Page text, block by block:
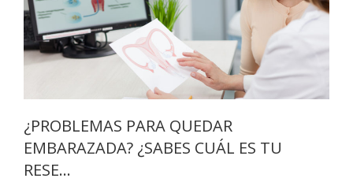
¿PROBLEMAS PARA QUEDAR
EMBARAZADA? ¿SABES CUÁL ES TU
RESE...